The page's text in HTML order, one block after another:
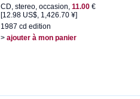
CD, stereo, occasion, 11.00 €
[12.98 US$, 1,426.70 ¥]
1987 cd edition
> ajouter à mon panier